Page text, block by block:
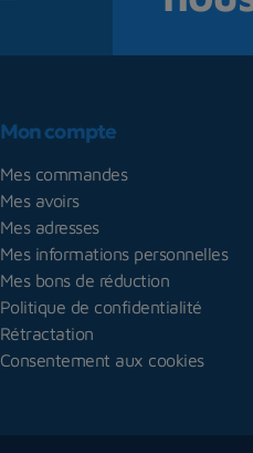
Mon compte
Mes commandes
Mes avoirs
Mes adresses
Mes informations personnelles
Mes bons de réduction
Politique de confidentialité
Rétractation
Consentement aux cookies